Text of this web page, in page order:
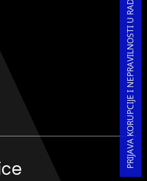
PRIJAVA KORUPCIJE I NEPRAVILNOSTI U RADU